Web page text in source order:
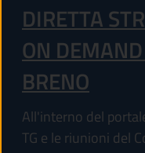
DIRETTA
ON
BRENO
All'interno del
TG e le riunioni del